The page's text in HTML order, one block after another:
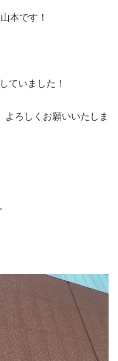
本です！
ていました！
ろしくお願いいたしま